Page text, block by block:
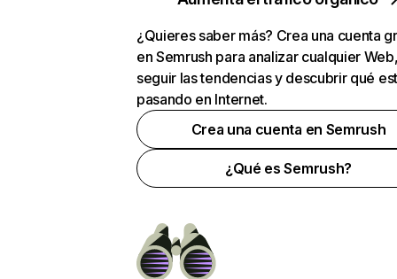
¿Quieres saber más? Crea una cuenta
en Semrush para analizar cualquier
seguir las tendencias y descubrir qué
pasando en Internet.
Crea una cuenta en Semrush
¿Qué es Semrush?